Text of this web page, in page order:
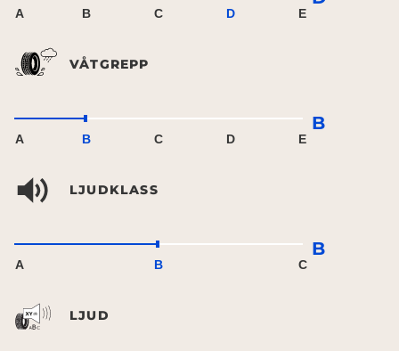
A B C D E
VÅTGREPP
A B C D E
B
LJUDKLASS
A B C
B
LJUD